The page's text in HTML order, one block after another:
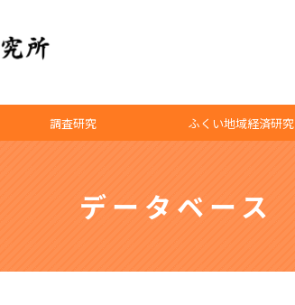
調査研究 ふくい地域経済研究
データベース